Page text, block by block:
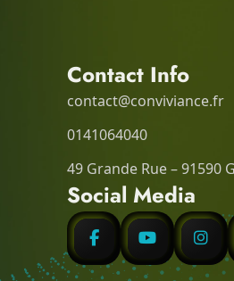
Contact Info
contact@conviviance.fr
0141064040
49 Grande Rue – 91590
Social Media